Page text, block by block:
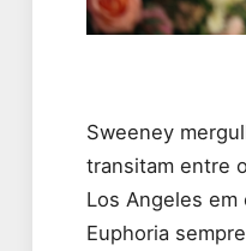
Sweeney
transitam entre
Los Angeles
Euphoria